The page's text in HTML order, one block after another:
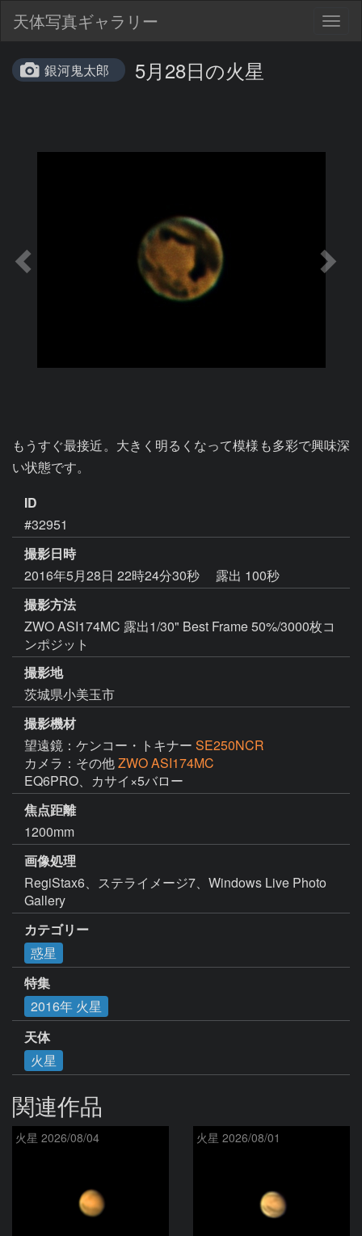
天体写真ギャラリー
銀河鬼太郎 5月28日の火星
もうすぐ最接近。大きく明るくなって模様も多彩で興味深
い状態です。
ID
#32951
撮影日時
2016年5月28日 22時24分30秒
露出 100秒
撮影方法
ZWO ASI174MC 露出1/30" Best Frame 50%/3000枚コ
ンポジット
撮影地
茨城県小美玉市
撮影機材
望遠鏡：ケンコー・トキナー SE250NCR
カメラ：その他ZWO ASI174MC
EQ6PRO、カサイ×5バロー
焦点距離
1200mm
画像処理
RegiStax6、ステライメージ7、Windows Live Photo
Gallery
カテゴリー
惑星
特集
2016年 火星
天体
火星
関連作品
火星 2026/08/04 火星 2026/08/01